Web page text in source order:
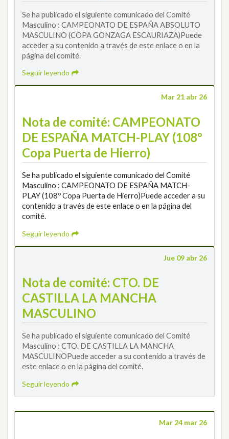
Se ha publicado el siguiente comunicado del Comité
Masculino : CAMPEONATO DE ESPAÑA ABSOLUTO
MASCULINO (COPA GONZAGA ESCAURIAZA)Puede
acceder a su contenido a través de este enlace o en la
página del comité.
Seguir leyendo
Mar 21 abr 26
Nota de comité: CAMPEONATO
DE ESPAÑA MATCH-PLAY (108º
Copa Puerta de Hierro)
Se ha publicado el siguiente comunicado del Comité
Masculino : CAMPEONATO DE ESPAÑA MATCH-
PLAY (108º Copa Puerta de Hierro)Puede acceder a su
contenido a través de este enlace o en la página del
comité.
Seguir leyendo
Jue 09 abr 26
Nota de comité: CTO. DE
CASTILLA LA MANCHA
MASCULINO
Se ha publicado el siguiente comunicado del Comité
Masculino : CTO. DE CASTILLA LA MANCHA
MASCULINOPuede acceder a su contenido a través de
este enlace o en la página del comité.
Seguir leyendo
Mar 24 mar 26